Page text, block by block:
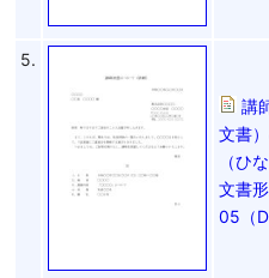
5.
講
文書
（ひ
文書
05（